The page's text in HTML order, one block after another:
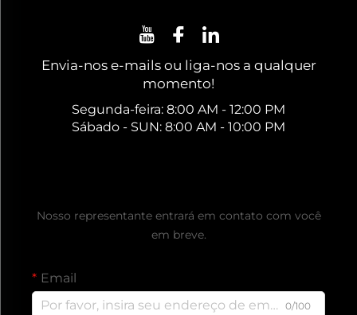
Envia-nos e-mails ou liga-nos a qualquer
momento!
Segunda-feira: 8:00 AM - 12:00 PM
Sábado - SUN: 8:00 AM - 10:00 PM
Nosso representante entrará em contato com você
em breve.
Email
0/100